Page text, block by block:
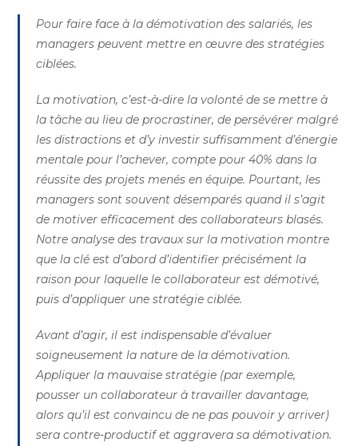
Pour faire face à la démotivation des salariés, les
managers peuvent mettre en œuvre des stratégies
ciblées.
La motivation, c’est-à-dire la volonté de se mettre à
la tâche au lieu de procrastiner, de persévérer malgré
les distractions et d’y investir suffisamment d’énergie
mentale pour l’achever, compte pour 40% dans la
réussite des projets menés en équipe. Pourtant, les
managers sont souvent désemparés quand il s’agit
de motiver efficacement des collaborateurs blasés.
Notre analyse des travaux sur la motivation montre
que la clé est d’abord d’identifier précisément la
raison pour laquelle le collaborateur est démotivé,
puis d’appliquer une stratégie ciblée.
Avant d’agir, il est indispensable d’évaluer
soigneusement la nature de la démotivation.
Appliquer la mauvaise stratégie (par exemple,
pousser un collaborateur à travailler davantage,
alors qu’il est convaincu de ne pas pouvoir y arriver)
sera contre-productif et aggravera sa démotivation.